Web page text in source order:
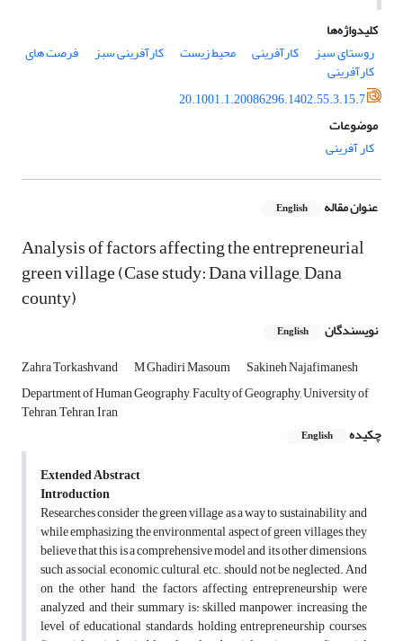
کلیدواژه‌ها
روستای سبز
کارآفرینی محیط زیست کارآفرینی سبز فرصت های
کارآفرینی
20.1001.1.20086296.1402.55.3.15.7
موضوعات
کار آفرینی
عنوان مقاله English
Analysis of factors affecting the entrepreneurial
green village (Case study: Dana village, Dana
county)
نویسندگان English
Zahra Torkashvand M Ghadiri Masoum
Sakineh Najafimanesh
Department of Human Geography, Faculty of Geography, University of
Tehran, Tehran, Iran
چکیده
English
Extended Abstract
Introduction
Researches consider the green village as a way to sustainability, and
while emphasizing the environmental aspect of green villages, they
believe that this is a comprehensive model and its other dimensions,
such as social, economic, cultural, etc., should not be neglected. And
on the other hand, the factors affecting entrepreneurship were
analyzed, and their summary is: skilled manpower, increasing the
level of educational standards, holding entrepreneurship courses,